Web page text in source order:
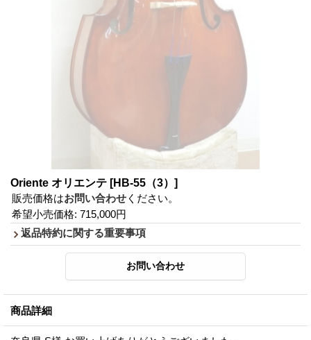
Oriente オリエンテ [HB-55（3）]
販売価格はお問い合わせ ください。
希望小売価格: 715,000円
返品特約に関する重要事項
商品詳細